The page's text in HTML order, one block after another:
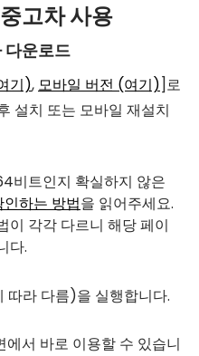
고차 사용
다운로드
기), 모바일 버전 (여기)]로
설치 또는 모바일 재설치
비트인지 확실하지 않은
하는 방법을 읽어주세요.
이 각각 다르니 해당 페이
다.
따라 다름)을 실행합니다.
서 바로 이용할 수 있습니